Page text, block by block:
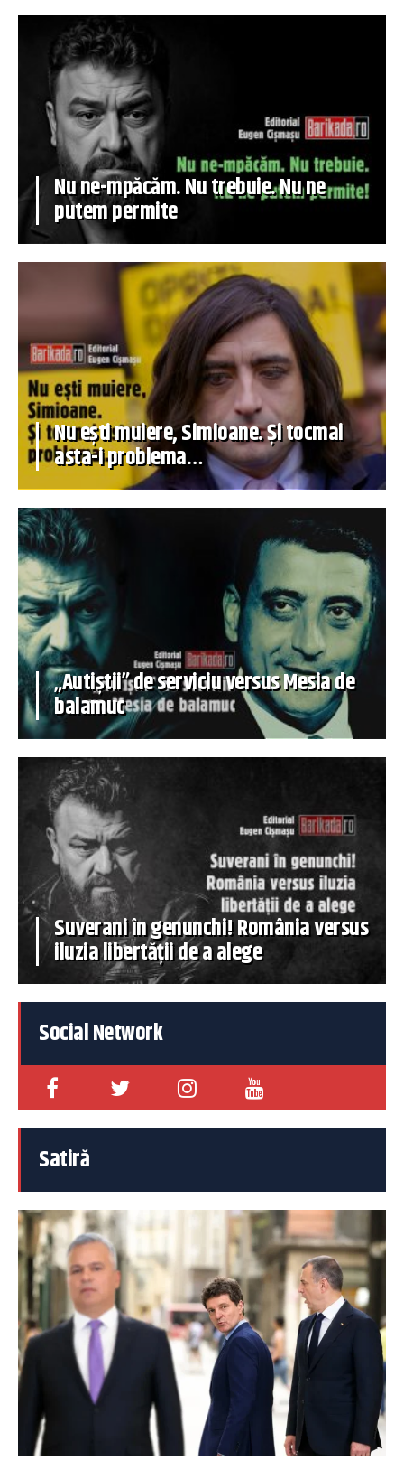
Nu ne-mpăcăm. Nu trebuie. Nu ne
putem permite
Nu ești muiere, Simioane. Și tocmai
asta-i problema…
„Autiștii” de serviciu versus Mesia de
balamuc
Suverani în genunchi! România versus
iluzia libertății de a alege
Social Network
Satiră